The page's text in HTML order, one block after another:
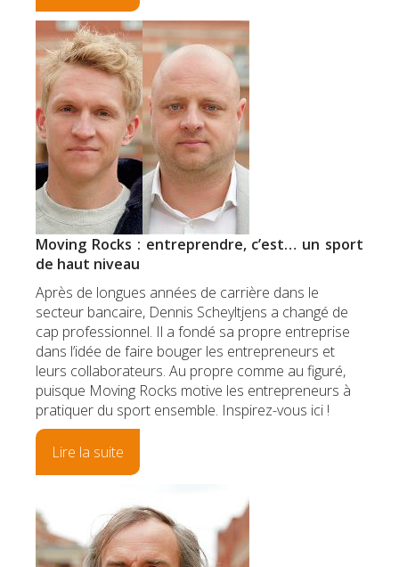
Moving Rocks : entreprendre, c’est… un sport
de haut niveau
Après de longues années de carrière dans le
secteur bancaire, Dennis Scheyltjens a changé de
cap professionnel. Il a fondé sa propre entreprise
dans l’idée de faire bouger les entrepreneurs et
leurs collaborateurs. Au propre comme au figuré,
puisque Moving Rocks motive les entrepreneurs à
pratiquer du sport ensemble. Inspirez-vous ici !
Lire la suite